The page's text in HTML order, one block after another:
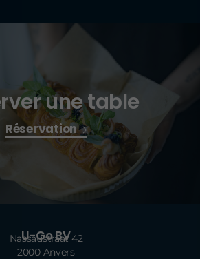
une table
Réservation
U-Go BV
Nassaustraat 42
2000 Anvers